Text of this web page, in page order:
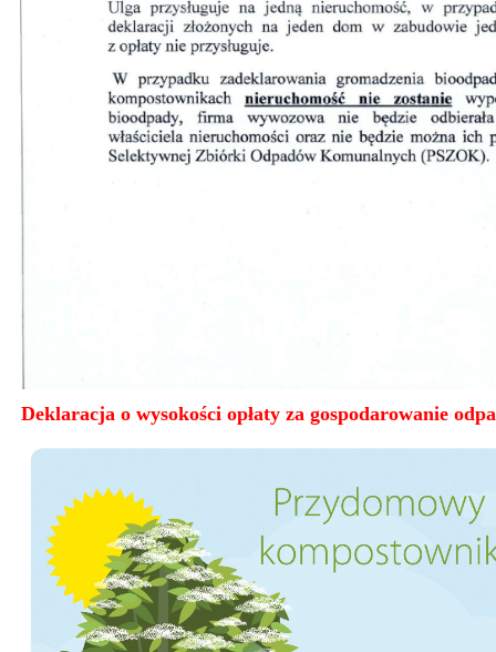
Deklaracja o wysokości opłaty za gospodarowanie